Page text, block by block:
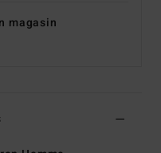
magasin